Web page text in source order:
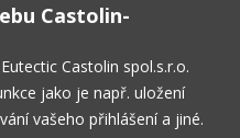
Castolin-
Castolin spol.s.r.o.
jako je např. uložení
vašeho přihlášení a jiné.